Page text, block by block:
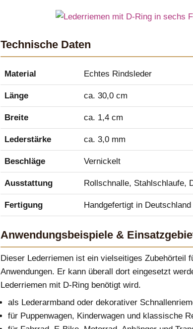
Technische Daten
Material Echtes Rindsleder
Länge ca. 30,0 cm
Breite ca. 1,4 cm
Lederstärke ca. 3,0 mm
Beschläge Vernickelt
Ausstattung Rollschnalle, Stahlschlaufe,
Fertigung Handgefertigt in Deutschland
Anwendungsbeispiele &
Dieser Lederriemen ist ein vielseitiges Zubehörteil
Anwendungen. Er kann überall dort eingesetzt
Lederriemen mit D-Ring benötigt wird.
als Lederarmband oder dekorativer
für Puppenwagen, Kinderwagen und klassische